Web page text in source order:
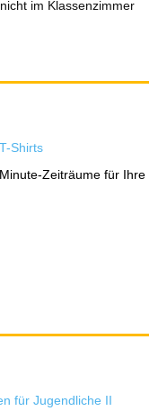
im Klassenzimmer
Shirts
Zeiträume für Ihre
für Jugendliche II